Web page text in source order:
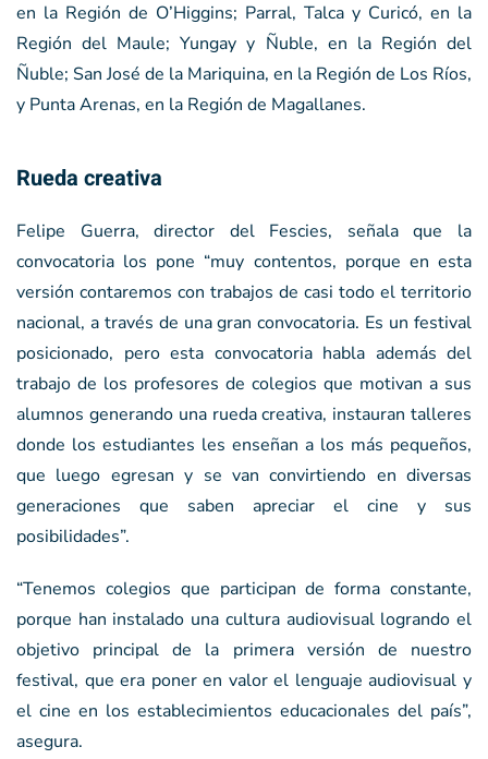
en la Región de O’Higgins; Parral, Talca y Curicó, en la
Región del Maule; Yungay y Ñuble, en la Región del
Ñuble; San José de la Mariquina, en la Región de Los Ríos,
y Punta Arenas, en la Región de Magallanes.
Rueda creativa
Felipe Guerra, director del Fescies, señala que la
convocatoria los pone “muy contentos, porque en esta
versión contaremos con trabajos de casi todo el territorio
nacional, a través de una gran convocatoria. Es un festival
posicionado, pero esta convocatoria habla además del
trabajo de los profesores de colegios que motivan a sus
alumnos generando una rueda creativa, instauran talleres
donde los estudiantes les enseñan a los más pequeños,
que luego egresan y se van convirtiendo en diversas
generaciones que saben apreciar el cine y sus
posibilidades”.
“Tenemos colegios que participan de forma constante,
porque han instalado una cultura audiovisual logrando el
objetivo principal de la primera versión de nuestro
festival, que era poner en valor el lenguaje audiovisual y
el cine en los establecimientos educacionales del país”,
asegura.